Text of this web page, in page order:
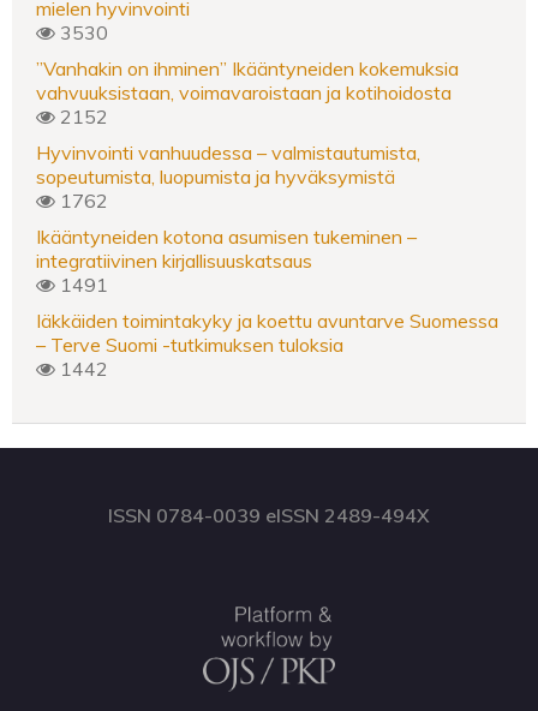
mielen hyvinvointi
3530
”Vanhakin on ihminen” Ikääntyneiden kokemuksia
vahvuuksistaan, voimavaroistaan ja kotihoidosta
2152
Hyvinvointi vanhuudessa – valmistautumista,
sopeutumista, luopumista ja hyväksymistä
1762
Ikääntyneiden kotona asumisen tukeminen –
integratiivinen kirjallisuuskatsaus
1491
Iäkkäiden toimintakyky ja koettu avuntarve Suomessa
– Terve Suomi -tutkimuksen tuloksia
1442
ISSN 0784-0039 eISSN 2489-494X